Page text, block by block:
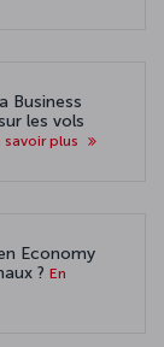
Business
les vols
savoir plus
Economy
? En